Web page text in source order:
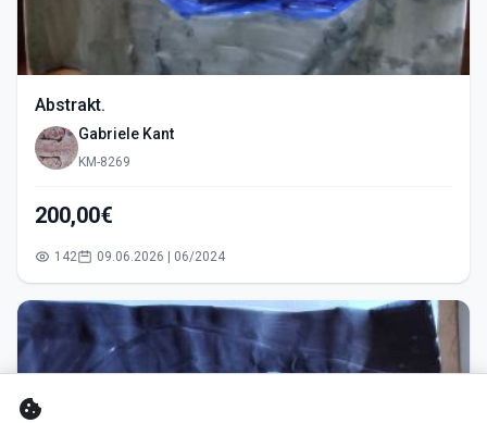
Abstrakt.
Gabriele Kant
KM-8269
200,00€
142 09.06.2026 | 06/2024
cookie